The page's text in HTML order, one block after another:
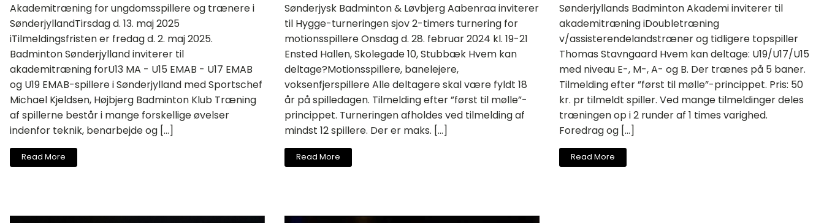
Akademitræning for ungdomsspillere og trænere i
SønderjyllandTirsdag d. 13. maj 2025
iTilmeldingsfristen er fredag d. 2. maj 2025.
Badminton Sønderjylland inviterer til
akademitræning forU13 MA - U15 EMAB - U17 EMAB
og U19 EMAB-spillere i Sønderjylland med Sportschef
Michael Kjeldsen, Højbjerg Badminton Klub Træning
af spillerne består i mange forskellige øvelser
indenfor teknik, benarbejde og […]
Read More
Sønderjysk Badminton & Løvbjerg Aabenraa inviterer
til Hygge-turneringen sjov 2-timers turnering for
motionsspillere Onsdag d. 28. februar 2024 kl. 19-21
Ensted Hallen, Skolegade 10, Stubbæk Hvem kan
deltage?Motionsspillere, banelejere,
voksenfjerspillere Alle deltagere skal være fyldt 18
år på spilledagen. Tilmelding efter ”først til mølle”-
princippet. Turneringen afholdes ved tilmelding af
mindst 12 spillere. Der er maks. […]
Read More
Sønderjyllands Badminton Akademi inviterer til
akademitræning iDoubletræning
v/assisterendelandstræner og tidligere topspiller
Thomas Stavngaard Hvem kan deltage: U19/U17/U15
med niveau E-, M-, A- og B. Der trænes på 5 baner.
Tilmelding efter ”først til mølle”-princippet. Pris: 50
kr. pr tilmeldt spiller. Ved mange tilmeldinger deles
træningen op i 2 runder af 1 times varighed.
Foredrag og […]
Read More